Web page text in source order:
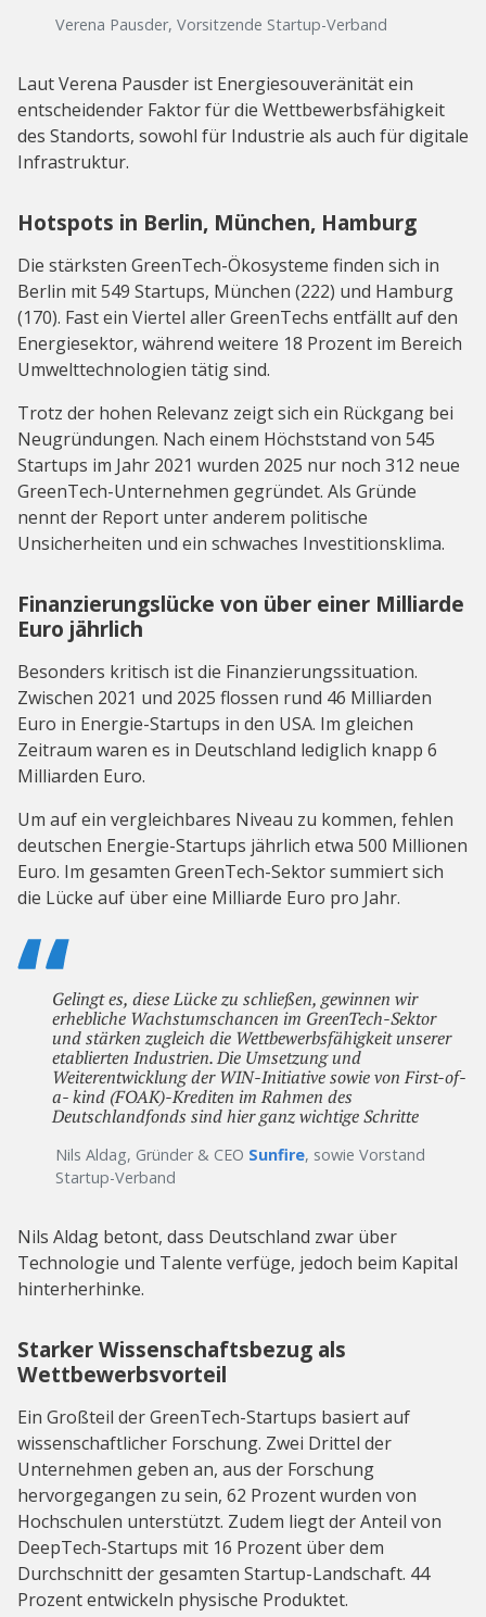
Verena Pausder, Vorsitzende Startup-Verband
Laut Verena Pausder ist Energiesouveränität ein
entscheidender Faktor für die Wettbewerbsfähigkeit
des Standorts, sowohl für Industrie als auch für digitale
Infrastruktur.
Hotspots in Berlin, München, Hamburg
Die stärksten GreenTech-Ökosysteme finden sich in
Berlin mit 549 Startups, München (222) und Hamburg
(170). Fast ein Viertel aller GreenTechs entfällt auf den
Energiesektor, während weitere 18 Prozent im Bereich
Umwelttechnologien tätig sind.
Trotz der hohen Relevanz zeigt sich ein Rückgang bei
Neugründungen. Nach einem Höchststand von 545
Startups im Jahr 2021 wurden 2025 nur noch 312 neue
GreenTech-Unternehmen gegründet. Als Gründe
nennt der Report unter anderem politische
Unsicherheiten und ein schwaches Investitionsklima.
Finanzierungslücke von über einer Milliarde
Euro jährlich
Besonders kritisch ist die Finanzierungssituation.
Zwischen 2021 und 2025 flossen rund 46 Milliarden
Euro in Energie-Startups in den USA. Im gleichen
Zeitraum waren es in Deutschland lediglich knapp 6
Milliarden Euro.
Um auf ein vergleichbares Niveau zu kommen, fehlen
deutschen Energie-Startups jährlich etwa 500 Millionen
Euro. Im gesamten GreenTech-Sektor summiert sich
die Lücke auf über eine Milliarde Euro pro Jahr.
Gelingt es, diese Lücke zu schließen, gewinnen wir
erhebliche Wachstumschancen im GreenTech-Sektor
und stärken zugleich die Wettbewerbsfähigkeit unserer
etablierten Industrien. Die Umsetzung und
Weiterentwicklung der WIN-Initiative sowie von First-of-
a- kind (FOAK)-Krediten im Rahmen des
Deutschlandfonds sind hier ganz wichtige Schritte
Nils Aldag, Gründer & CEO Sunfire, sowie Vorstand
Startup-Verband
Nils Aldag betont, dass Deutschland zwar über
Technologie und Talente verfüge, jedoch beim Kapital
hinterherhinke.
Starker Wissenschaftsbezug als
Wettbewerbsvorteil
Ein Großteil der GreenTech-Startups basiert auf
wissenschaftlicher Forschung. Zwei Drittel der
Unternehmen geben an, aus der Forschung
hervorgegangen zu sein, 62 Prozent wurden von
Hochschulen unterstützt. Zudem liegt der Anteil von
DeepTech-Startups mit 16 Prozent über dem
Durchschnitt der gesamten Startup-Landschaft. 44
Prozent entwickeln physische Produktet.